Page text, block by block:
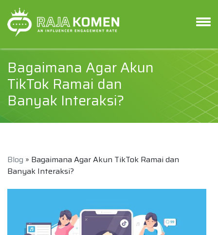
Bagaimana Agar Akun
TikTok Ramai dan
Banyak Interaksi?
Blog » Bagaimana Agar Akun TikTok Ramai dan
Banyak Interaksi?